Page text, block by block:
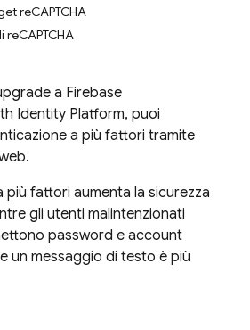
reCAPTCHA
a Firebase
Identity Platform, puoi
a più fattori tramite
più fattori aumenta la sicurezza
gli utenti malintenzionati
password e account
un messaggio di testo è più